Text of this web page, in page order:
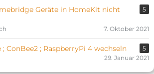
Geräte in HomeKit nicht
5
7. Oktober 2021
ConBee2 ; RaspberryPi 4 wechseln
5
29. Januar 2021